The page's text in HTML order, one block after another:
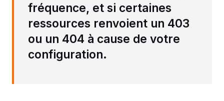
fréquence, et si certaines
ressources renvoient un 403
ou un 404 à cause de votre
configuration.